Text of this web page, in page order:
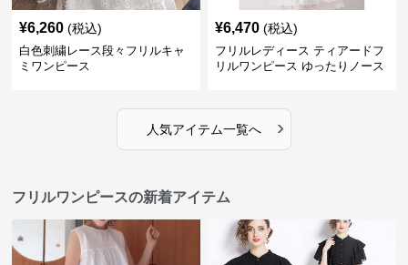
¥6,260 (税込)
白色刺繍レース段々フリルキャ
ミワンピース
¥6,470 (税込)
フリルレディース ティアードフ
リルワンピース ゆったりノース
人気アイテム一覧へ ›
フリルワンピースの新着アイテム